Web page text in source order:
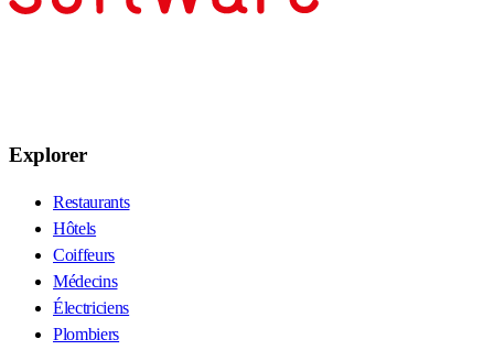
Explorer
Restaurants
Hôtels
Coiffeurs
Médecins
Électriciens
Plombiers